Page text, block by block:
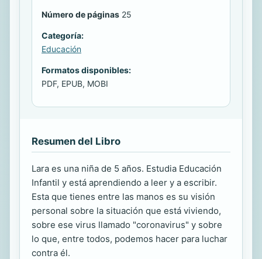
Número de páginas 25
Categoría:
Educación
Formatos disponibles:
PDF, EPUB, MOBI
Resumen del Libro
Lara es una niña de 5 años. Estudia Educación
Infantil y está aprendiendo a leer y a escribir.
Esta que tienes entre las manos es su visión
personal sobre la situación que está viviendo,
sobre ese virus llamado "coronavirus" y sobre
lo que, entre todos, podemos hacer para luchar
contra él.